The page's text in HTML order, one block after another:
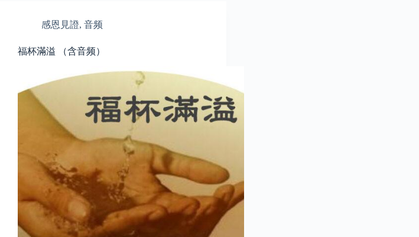
感恩見證, 音频
福杯滿溢 （含音频）